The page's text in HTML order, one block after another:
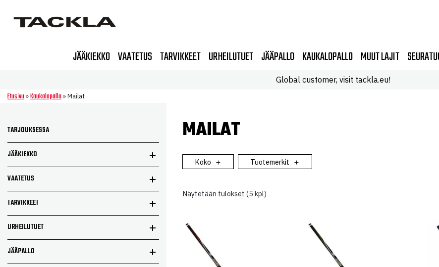
JÄÄKIEKKO VAATETUS TARVIKKEET URHEILUTUET JÄÄPALLO KAUKALOPALLO MUUT LAJIT
Global customer, visit tackla.eu!
Etusivu»Kaukalopallo»Mailat
TARJOUKSESSA
JÄÄKIEKKO
VAATETUS
TARVIKKEET
URHEILUTUET
JÄÄPALLO
MAILAT
Koko Tuotemerkit
Näytetään tulokset (5 kpl)